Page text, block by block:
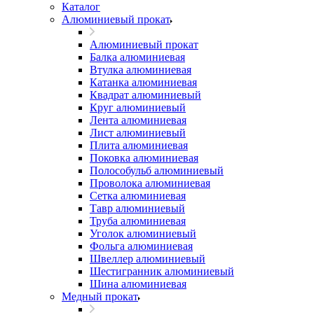
Каталог
Алюминиевый прокат
Алюминиевый прокат
Балка алюминиевая
Втулка алюминиевая
Катанка алюминиевая
Квадрат алюминиевый
Круг алюминиевый
Лента алюминиевая
Лист алюминиевый
Плита алюминиевая
Поковка алюминиевая
Полособульб алюминиевый
Проволока алюминиевая
Сетка алюминиевая
Тавр алюминиевый
Труба алюминиевая
Уголок алюминиевый
Фольга алюминиевая
Швеллер алюминиевый
Шестигранник алюминиевый
Шина алюминиевая
Медный прокат